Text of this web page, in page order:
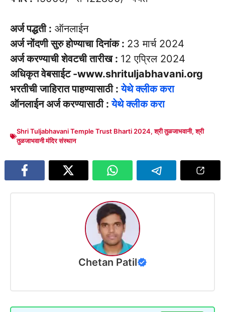
अर्ज पद्धती : ऑनलाईन
अर्ज नोंदणी सुरु होण्याचा दिनांक : 23 मार्च 2024
अर्ज करण्याची शेवटची तारीख : 12 एप्रिल 2024
अधिकृत वेबसाईट -www.shrituljabhavani.org
भरतीची जाहिरात पाहण्यासाठी :येथे क्लीक करा
ऑनलाईन अर्ज करण्यासाठी :येथे क्लीक करा
Shri Tuljabhavani Temple Trust Bharti 2024,श्री तुळजाभवानी,श्री
तुळजाभवानी मंदिर संस्थान
Chetan Patil